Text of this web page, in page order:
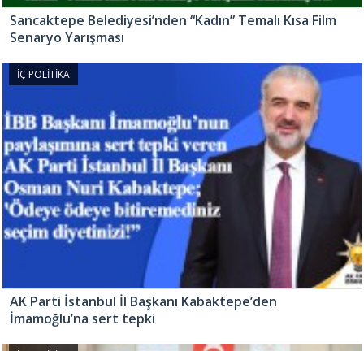
Sancaktepe Belediyesi’nden “Kadın” Temalı Kısa Film
Senaryo Yarışması
İÇ POLİTİKA
AK Parti İstanbul İl Başkanı Kabaktepe’den
İmamoğlu’na sert tepki